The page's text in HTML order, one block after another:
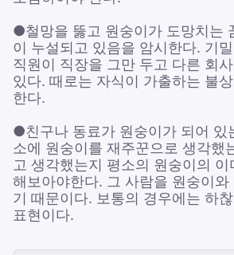
●철망을 뚫고 원숭이가 도망치는
이 누설되고 있음을 암시한다. 기
직원이 직장을 그만 두고 다른 회
있다. 때로는 자식이 가출하는 불
한다.
●친구나 동료가 원숭이가 되어
소에 원숭이를 재주꾼으로 생각했
고 생각했는지 평소의 원숭이의
해보아야한다. 그 사람을 원숭이와
기 때문이다. 보통의 경우에는 하
표현이다.